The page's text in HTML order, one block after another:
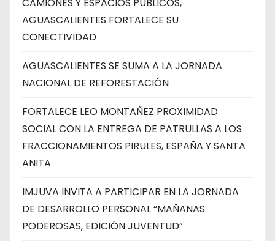
AGUASCALIENTES FORTALECE SU
CONECTIVIDAD
AGUASCALIENTES SE SUMA A LA JORNADA
NACIONAL DE REFORESTACIÓN
FORTALECE LEO MONTAÑEZ PROXIMIDAD
SOCIAL CON LA ENTREGA DE PATRULLAS A LOS
FRACCIONAMIENTOS PIRULES, ESPAÑA Y SANTA
ANITA
IMJUVA INVITA A PARTICIPAR EN LA JORNADA
DE DESARROLLO PERSONAL “MAÑANAS
PODEROSAS, EDICIÓN JUVENTUD”